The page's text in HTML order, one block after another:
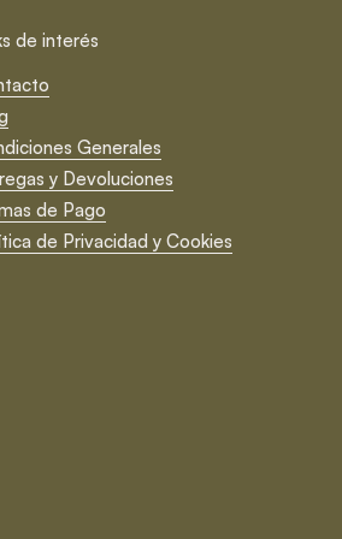
de interés
Generales
y Devoluciones
de Pago
de Privacidad y Cookies